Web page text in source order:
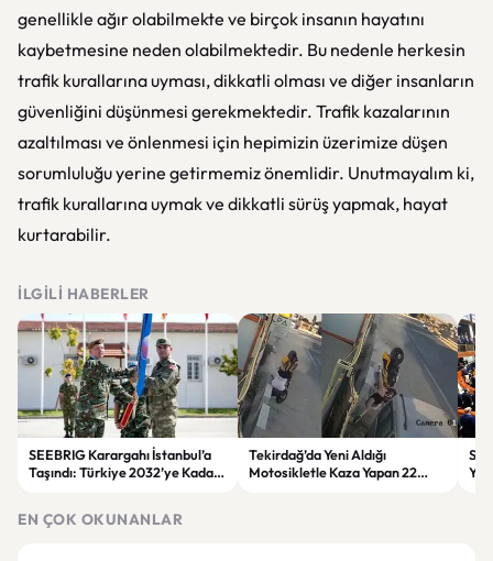
genellikle ağır olabilmekte ve birçok insanın hayatını
kaybetmesine neden olabilmektedir. Bu nedenle herkesin
trafik kurallarına uyması, dikkatli olması ve diğer insanların
güvenliğini düşünmesi gerekmektedir. Trafik kazalarının
azaltılması ve önlenmesi için hepimizin üzerimize düşen
sorumluluğu yerine getirmemiz önemlidir. Unutmayalım ki,
trafik kurallarına uymak ve dikkatli sürüş yapmak, hayat
kurtarabilir.
İLGILI HABERLER
SEEBRIG Karargahı İstanbul’a
Taşındı: Türkiye 2032’ye Kadar
Tekirdağ’da Yeni Aldığı
Motosikletle Kaza Yapan 22
EN ÇOK OKUNANLAR